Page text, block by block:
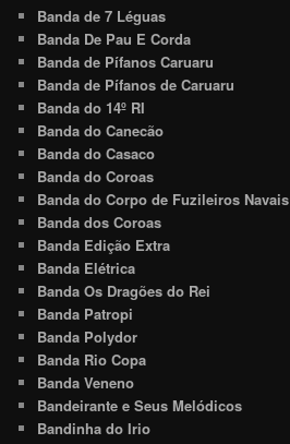
Banda de 7 Léguas
Banda De Pau E Corda
Banda de Pífanos Caruaru
Banda de Pífanos de Caruaru
Banda do 14º RI
Banda do Canecão
Banda do Casaco
Banda do Coroas
Banda do Corpo de Fuzileiros Navais
Banda dos Coroas
Banda Edição Extra
Banda Elétrica
Banda Os Dragões do Rei
Banda Patropi
Banda Polydor
Banda Rio Copa
Banda Veneno
Bandeirante e Seus Melódicos
Bandinha do Irio